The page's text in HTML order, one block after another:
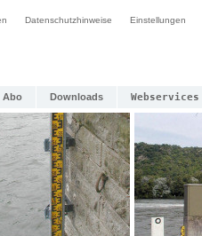
Datenschutzhinweise Einstellungen
Abo Downloads Webservices